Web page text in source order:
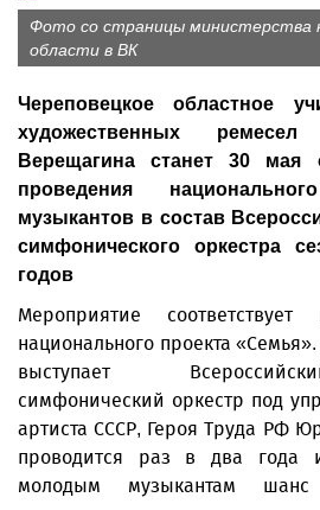
Фото со страницы министерства
области в ВК
Череповецкое областное
художественных
Верещагина станет 30
проведения
музыкантов в состав
симфонического оркестра
годов
Мероприятие
национального проекта
выступает
симфонический оркестр под
артиста СССР, Героя Труда РФ
проводится раз в два года
молодым музыкантам